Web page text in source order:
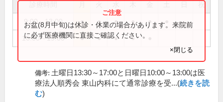
祝
9:00～13:00 ● ● ● ● ●
16:00～19:00 ● ● ● ●
お盆(8月中旬)は休診・休業の場合があります。来院前
に必ず医療機関に直接ご確認ください。
×閉じる
備考: 土曜日13:30～17:00と日曜日10:00～13:00は医
療法人順秀会 東山内科にて通常診療を受...(続きを読
む)